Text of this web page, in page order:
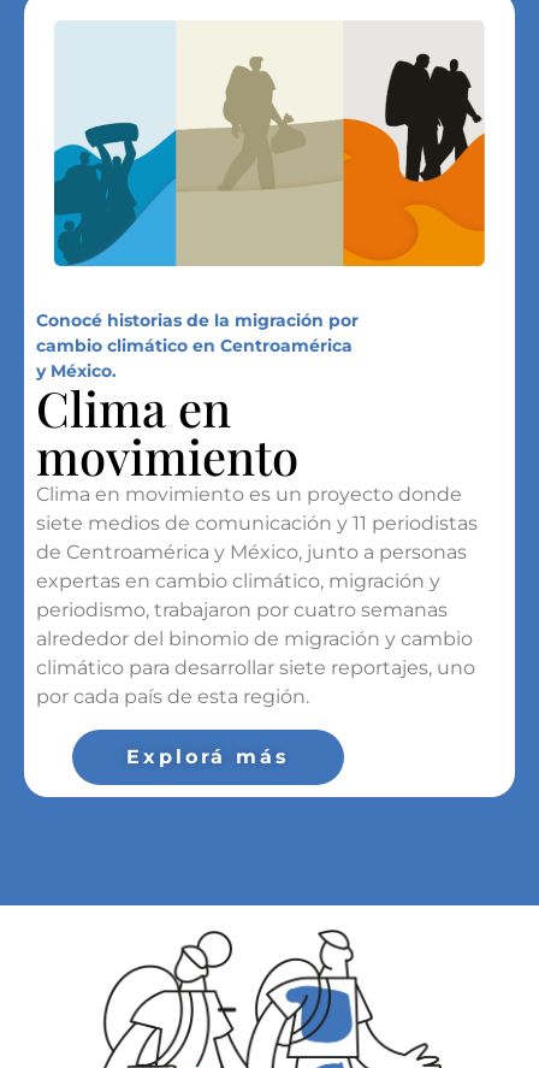
Conocé historias de la migración por
cambio climático en Centroamérica
y México.
Clima en
movimiento
Clima en movimiento es un proyecto donde
siete medios de comunicación y 11 periodistas
de Centroamérica y México, junto a personas
expertas en cambio climático, migración y
periodismo, trabajaron por cuatro semanas
alrededor del binomio de migración y cambio
climático para desarrollar siete reportajes, uno
por cada país de esta región.
Explorá más